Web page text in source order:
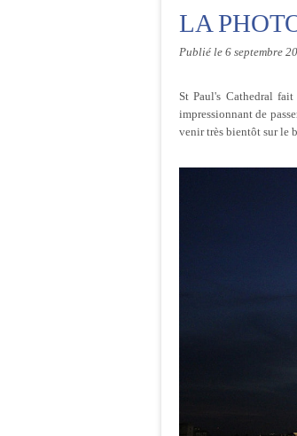
LA
Publié le 6 septembre
St Paul's Cathedral
impressionnant de
venir très bientôt sur le